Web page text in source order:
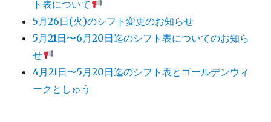
ト表について
5月26日(火)のシフト変更のお知らせ
5月21日〜6月20日迄のシフト表についてのお知ら
せ
4月21日〜5月20日迄のシフト表とゴールデンウィ
ークとしゅう